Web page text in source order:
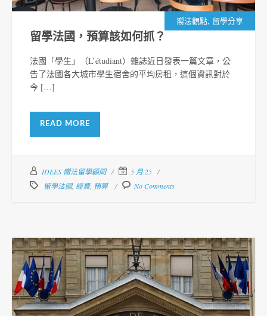
嚮法觀點, 留學分享
留學法國，預算該如何抓？
法國「學生」（L’étudiant）雜誌近日發表一篇文章，公
告了法國各大城市學生宿舍的平均房租，這個資訊對於
今 […]
READ MORE
IDEES 嚮法留學顧問
5 月 25
留學法國, 經費, 預算 No Comments